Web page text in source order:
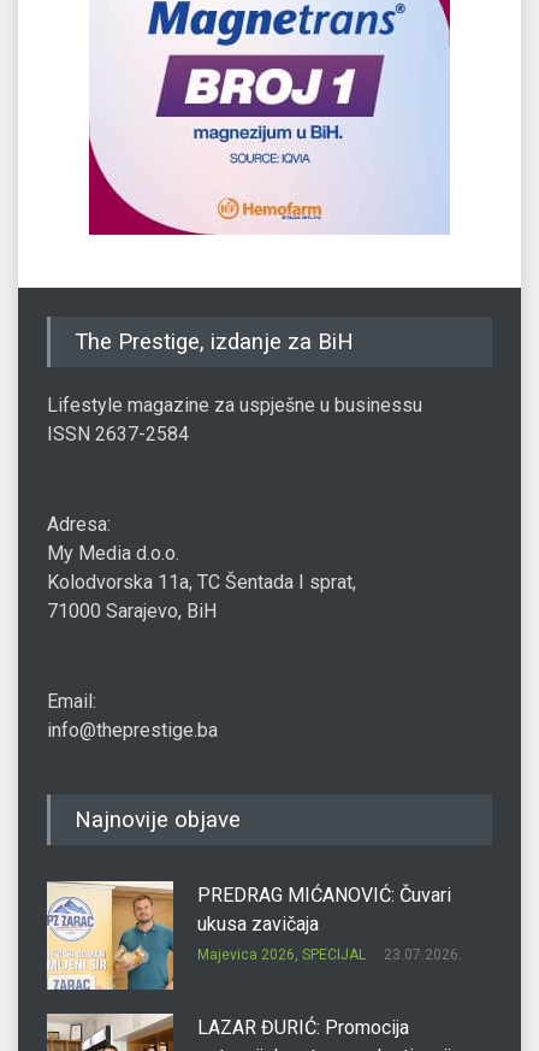
The Prestige, izdanje za BiH
Lifestyle magazine za uspješne u businessu
ISSN 2637-2584
Adresa:
My Media d.o.o.
Kolodvorska 11a, TC Šentada I sprat,
71000 Sarajevo, BiH
Email:
info@theprestige.ba
Najnovije objave
PREDRAG MIĆANOVIĆ: Čuvari
ukusa zavičaja
Majevica 2026, SPECIJAL 23.07.2026.
LAZAR ĐURIĆ: Promocija